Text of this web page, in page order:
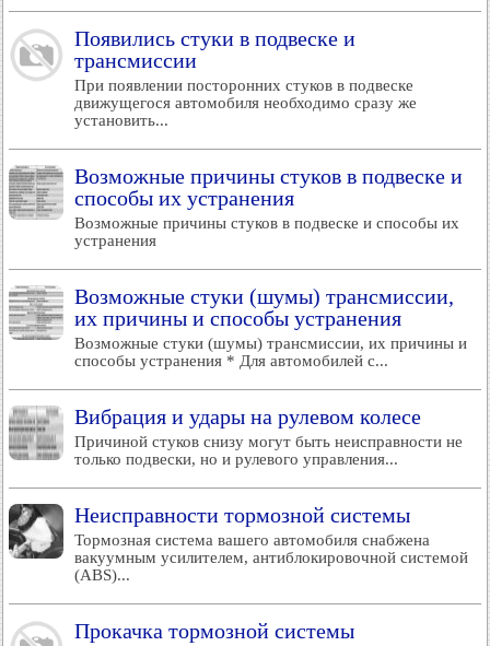
Появились стуки в подвеске и
трансмиссии
При появлении посторонних стуков в подвеске
движущегося автомобиля необходимо сразу же
установить...
Возможные причины стуков в подвеске и
способы их устранения
Возможные причины стуков в подвеске и способы их
устранения
Возможные стуки (шумы) трансмиссии,
их причины и способы устранения
Возможные стуки (шумы) трансмиссии, их причины и
способы устранения * Для автомобилей с...
Вибрация и удары на рулевом колесе
Причиной стуков снизу могут быть неисправности не
только подвески, но и рулевого управления...
Неисправности тормозной системы
Тормозная система вашего автомобиля снабжена
вакуумным усилителем, антиблокировочной системой
(ABS)...
Прокачка тормозной системы